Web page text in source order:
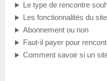
Le type de rencontre
Les fonctionnalités du site
Abonnement ou non
Faut-il payer pour
Comment savoir si un